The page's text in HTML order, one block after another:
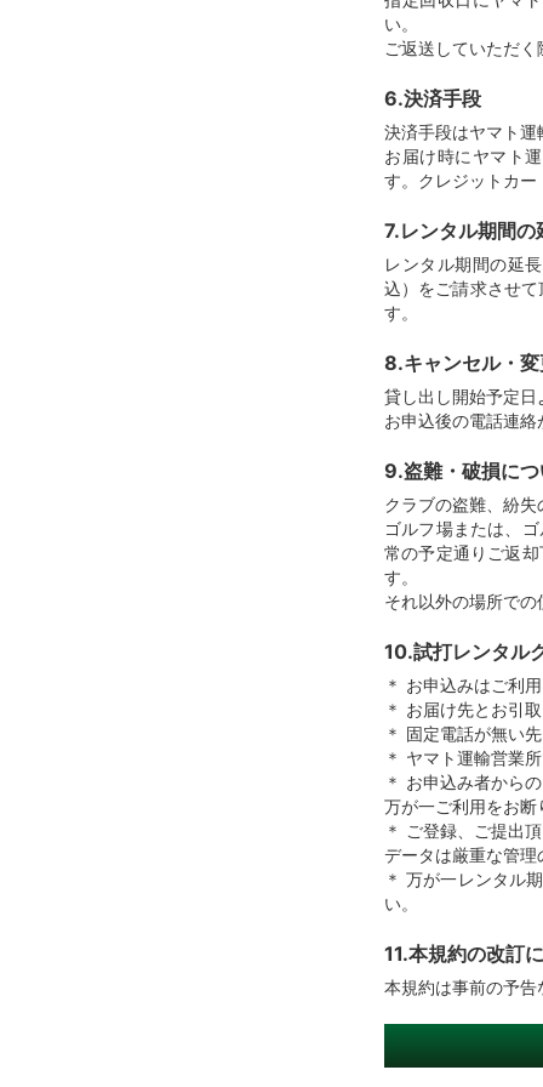
い。
ご返送していただ
6.決済手段
決済手段はヤマト
お届け時にヤマト
す。クレジットカ
7.レンタル期間の
レンタル期間の延
込）をご請求させ
す。
8.キャンセル・
貸し出し開始予定
お申込後の電話連
9.盗難・破損に
クラブの盗難、紛
ゴルフ場または、
常の予定通りご返
す。
それ以外の場所で
10.試打レンタル
＊ お申込みはご利
＊ お届け先とお引
＊ 固定電話が無い
＊ ヤマト運輸営業
＊ お申込み者から
万が一ご利用をお
＊ ご登録、ご提出
データは厳重な管
＊ 万が一レンタル
い。
11.本規約の改訂
本規約は事前の予